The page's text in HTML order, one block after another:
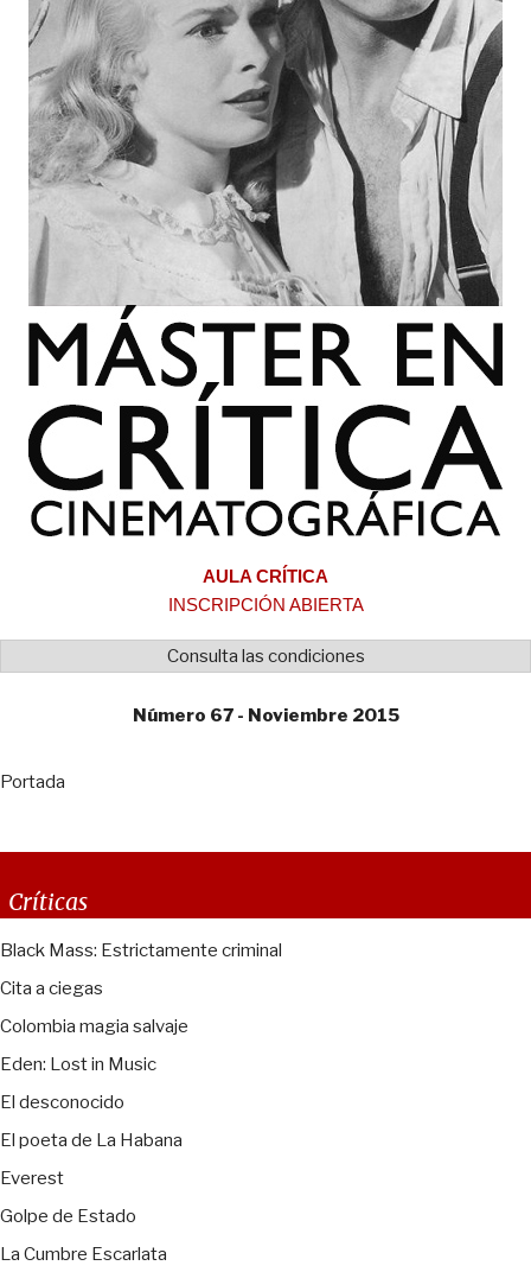
AULA CRÍTICA
INSCRIPCIÓN ABIERTA
Consulta las condiciones
Número 67 - Noviembre 2015
Portada
Críticas
Black Mass: Estrictamente criminal
Cita a ciegas
Colombia magia salvaje
Eden: Lost in Music
El desconocido
El poeta de La Habana
Everest
Golpe de Estado
La Cumbre Escarlata